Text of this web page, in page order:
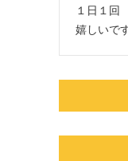
１日１回
嬉しいで